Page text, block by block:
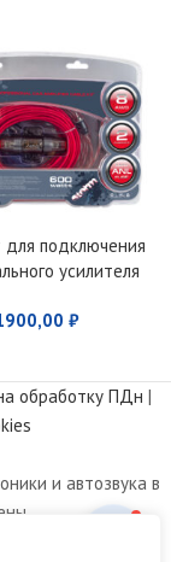
для подключения
усилителя
₽
обработку ПДн |
и автозвука в